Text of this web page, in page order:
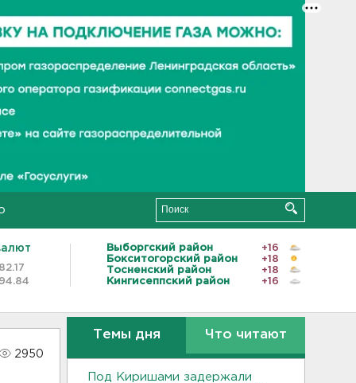
82.17
94.84
Выборгский район
+16
Бокситогорский район
+18
Тосненский район
+18
Кингисеппский район
+16
2950
Темы дня Что читают
Под Киришами задержали